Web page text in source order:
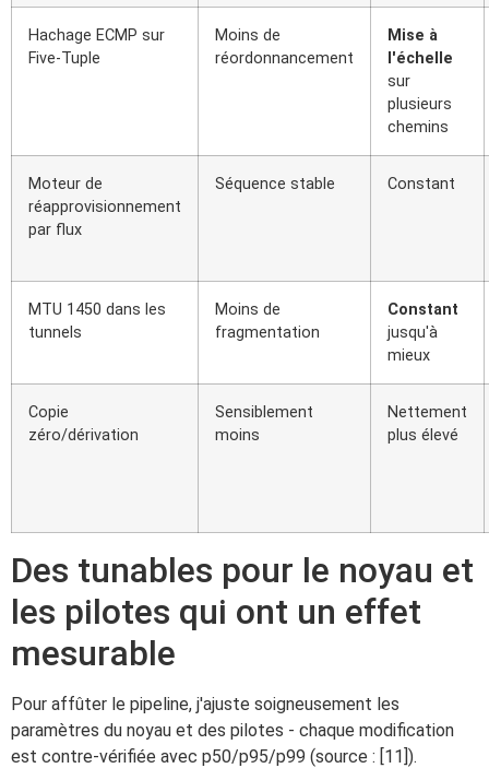
Hachage ECMP sur
Five-Tuple
Moins de
réordonnancement
Mise à
l'échelle
sur
plusieurs
chemins
Moteur de
réapprovisionnement
par flux
Séquence stable Constant
MTU 1450 dans les
tunnels
Moins de
fragmentation
Constant
jusqu'à
mieux
Copie
zéro/dérivation
Sensiblement
moins
Nettement
plus élevé
Des tunables pour le noyau et
les pilotes qui ont un effet
mesurable
Pour affûter le pipeline, j'ajuste soigneusement les
paramètres du noyau et des pilotes - chaque modification
est contre-vérifiée avec p50/p95/p99 (source : [11]).